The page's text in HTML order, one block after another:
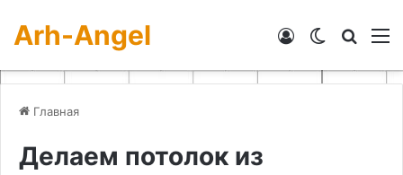
Arh-Angel Switch skin
Войти
Главная
Делаем потолок из